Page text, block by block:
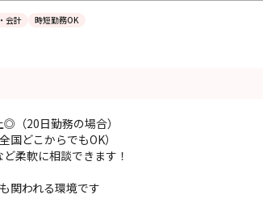
会計 時短勤務OK
（20日勤務の場合）
どこからでもOK）
柔軟に相談できます！
関われる環境です